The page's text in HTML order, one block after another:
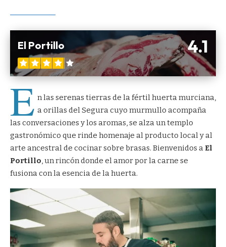
4.1
El Portillo
E n las serenas tierras de la fértil huerta murciana,
a orillas del Segura cuyo murmullo acompaña
las conversaciones y los aromas, se alza un templo
gastronómico que rinde homenaje al producto local y al
arte ancestral de cocinar sobre brasas. Bienvenidos a El
Portillo, un rincón donde el amor por la carne se
fusiona con la esencia de la huerta.